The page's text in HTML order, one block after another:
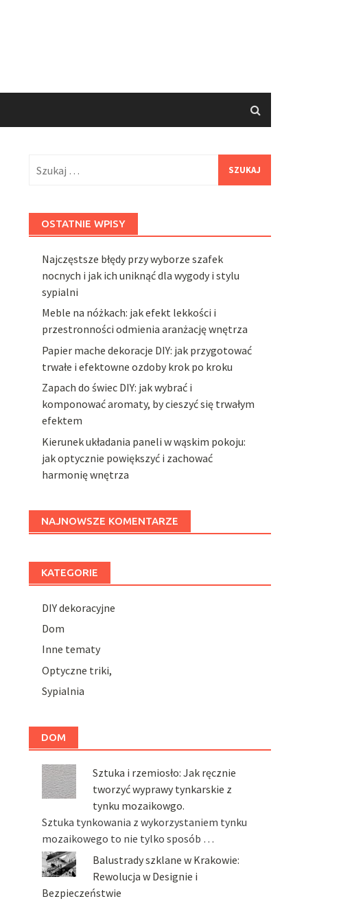
OSTATNIE WPISY
Najczęstsze błędy przy wyborze szafek
nocnych i jak ich uniknąć dla wygody i stylu
sypialni
Meble na nóżkach: jak efekt lekkości i
przestronności odmienia aranżację wnętrza
Papier mache dekoracje DIY: jak przygotować
trwałe i efektowne ozdoby krok po kroku
Zapach do świec DIY: jak wybrać i
komponować aromaty, by cieszyć się trwałym
efektem
Kierunek układania paneli w wąskim pokoju:
jak optycznie powiększyć i zachować
harmonię wnętrza
NAJNOWSZE KOMENTARZE
KATEGORIE
DIY dekoracyjne
Dom
Inne tematy
Optyczne triki,
Sypialnia
DOM
Sztuka i rzemiosło: Jak ręcznie
tworzyć wyprawy tynkarskie z
tynku mozaikowgo.
Sztuka tynkowania z wykorzystaniem tynku
mozaikowego to nie tylko sposób …
Balustrady szklane w Krakowie:
Rewolucja w Designie i
Bezpieczeństwie